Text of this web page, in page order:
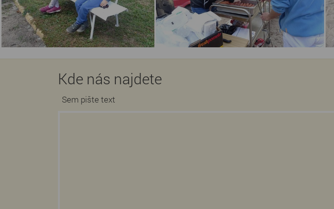
Kde nás najdete
Sem pište text